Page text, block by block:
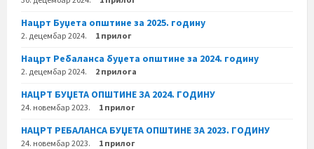
Нацрт Буџета општине за 2025. годину
2. децембар 2024. 1 прилог
Нацрт Ребаланса буџета општине за 2024. годину
2. децембар 2024. 2 прилога
НАЦРТ БУЏЕТА ОПШТИНЕ ЗА 2024. ГОДИНУ
24. новембар 2023. 1 прилог
НАЦРТ РЕБАЛАНСА БУЏЕТА ОПШТИНЕ ЗА 2023. ГОДИНУ
24. новембар 2023. 1 прилог